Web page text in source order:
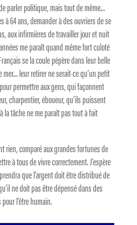
parler politique, mais tout de même…
à 64 ans, demander à des ouvriers de se
aux infirmières de travailler jour et nuit
me paraît quand même fort culoté
se la coule pépère dans leur belle
leur retirer ne serait-ce qu’un petit
permettre aux gens, qui façonnent
charpentier, éboueur, qu’ils puissent
la tâche ne me paraît pas tout à fait
rien, comparé aux grandes fortunes de
à tous de vivre correctement. J’espère
que l’argent doit être distribué de
ne doit pas être dépensé dans des
l’être humain.